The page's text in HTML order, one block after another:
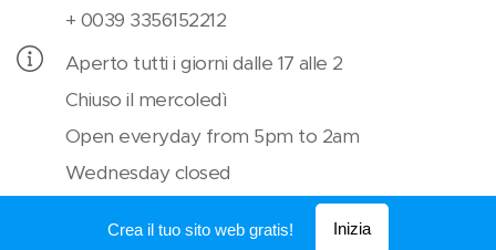
+ 0039 3356152212
Aperto tutti i giorni dalle 17 alle 2
Chiuso il mercoledì
Open everyday from 5pm to 2am
Wednesday closed
perlagesirmione@gmail.com
Crea il tuo sito web gratis! Inizia